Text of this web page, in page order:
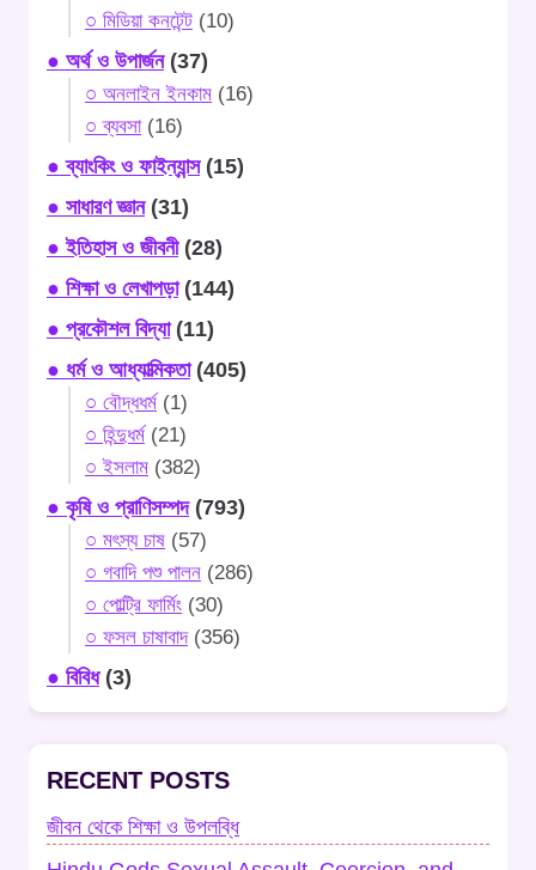
○ মিডিয়া কনটেন্ট (10)
● অর্থ ও উপার্জন(37)
○ অনলাইন ইনকাম (16)
○ ব্যবসা(16)
● ব্যাংকিং ও ফাইন্যান্স(15)
● সাধারণ জ্ঞান(31)
● ইতিহাস ও জীবনী(28)
● শিক্ষা ও লেখাপড়া(144)
● প্রকৌশল বিদ্যা(11)
● ধর্ম ও আধ্যাত্মিকতা(405)
○ বৌদ্ধধর্ম(1)
○ হিন্দুধর্ম(21)
○ ইসলাম (382)
● কৃষি ও প্রাণিসম্পদ(793)
○ মৎস্য চাষ (57)
○ গবাদি পশু পালন (286)
○ পোল্ট্রি ফার্মিং (30)
○ ফসল চাষাবাদ(356)
● বিবিধ(3)
RECENT POSTS
জীবন থেকে শিক্ষা ও উপলব্ধি